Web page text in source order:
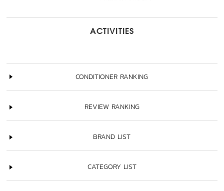
ACTIVITIES
CONDITIONER RANKING
REVIEW RANKING
BRAND LIST
CATEGORY LIST